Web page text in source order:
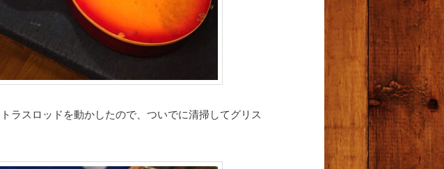
ラスロッドを動かしたので、ついでに清掃してグリス